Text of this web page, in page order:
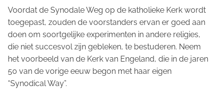
Voordat de Synodale Weg op de katholieke Kerk wordt
toegepast, zouden de voorstanders ervan er goed aan
doen om soortgelijke experimenten in andere religies,
die niet succesvol zijn gebleken, te bestuderen. Neem
het voorbeeld van de Kerk van Engeland, die in de jaren
50 van de vorige eeuw begon met haar eigen
“Synodical Way”.